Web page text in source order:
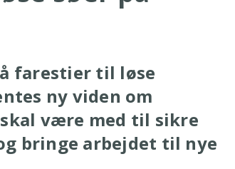
farestier til løse
ny viden om
være med til sikre
bringe arbejdet til nye